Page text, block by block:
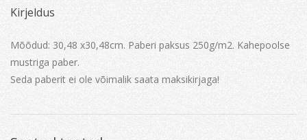
Kirjeldus
Mõõdud: 30,48 x30,48cm. Paberi paksus 250g/m2. Kahepoolse
mustriga paber.
Seda paberit ei ole võimalik saata maksikirjaga!